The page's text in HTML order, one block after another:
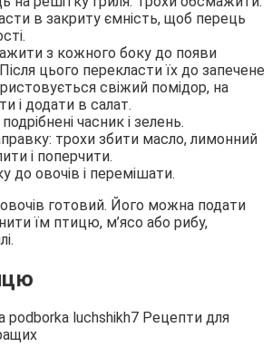
в закриту ємність, щоб перець
з кожного боку до появи
цього перекласти їх до запечене
свіжий помідор, на
і додати в салат.
часник і зелень.
трохи збити масло, лимонний
і поперчити.
до овочів і перемішати.
готовий. Його можна подати
їм птицю, м’ясо або рибу,